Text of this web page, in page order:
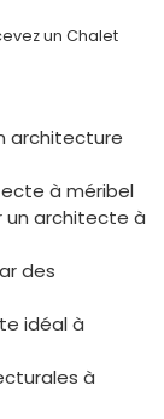
un Chalet
architecture
à méribel
un architecte à
des
idéal à
à